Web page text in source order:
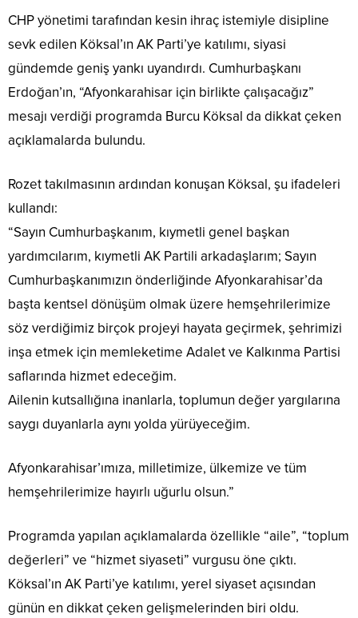
CHP yönetimi tarafından kesin ihraç istemiyle disipline
sevk edilen Köksal’ın AK Parti’ye katılımı, siyasi
gündemde geniş yankı uyandırdı. Cumhurbaşkanı
Erdoğan’ın, “Afyonkarahisar için birlikte çalışacağız”
mesajı verdiği programda Burcu Köksal da dikkat çeken
açıklamalarda bulundu.
Rozet takılmasının ardından konuşan Köksal, şu ifadeleri
kullandı:
“Sayın Cumhurbaşkanım, kıymetli genel başkan
yardımcılarım, kıymetli AK Partili arkadaşlarım; Sayın
Cumhurbaşkanımızın önderliğinde Afyonkarahisar’da
başta kentsel dönüşüm olmak üzere hemşehrilerimize
söz verdiğimiz birçok projeyi hayata geçirmek, şehrimizi
inşa etmek için memleketime Adalet ve Kalkınma Partisi
saflarında hizmet edeceğim.
Ailenin kutsallığına inanlarla, toplumun değer yargılarına
saygı duyanlarla aynı yolda yürüyeceğim.
Afyonkarahisar’ımıza, milletimize, ülkemize ve tüm
hemşehrilerimize hayırlı uğurlu olsun.”
Programda yapılan açıklamalarda özellikle “aile”, “toplum
değerleri” ve “hizmet siyaseti” vurgusu öne çıktı.
Köksal’ın AK Parti’ye katılımı, yerel siyaset açısından
günün en dikkat çeken gelişmelerinden biri oldu.